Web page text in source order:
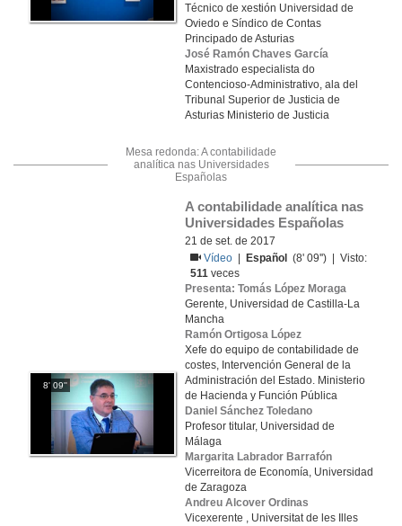
Técnico de xestión Universidad de
Oviedo e Síndico de Contas
Principado de Asturias
José Ramón Chaves García
Maxistrado especialista do
Contencioso-Administrativo, ala del
Tribunal Superior de Justicia de
Asturias Ministerio de Justicia
Mesa redonda: A contabilidade
analítica nas Universidades
Españolas
8' 09''
A contabilidade analítica nas
Universidades Españolas
21 de set. de 2017
Vídeo
Español
(8' 09'') | Visto:
511 veces
Presenta: Tomás López Moraga
Gerente, Universidad de Castilla-La
Mancha
Ramón Ortigosa López
Xefe do equipo de contabilidade de
costes, Intervención General de la
Administración del Estado. Ministerio
de Hacienda y Función Pública
Daniel Sánchez Toledano
Profesor titular, Universidad de
Málaga
Margarita Labrador Barrafón
Vicerreitora de Economía, Universidad
de Zaragoza
Andreu Alcover Ordinas
Vicexerente , Universitat de les Illes